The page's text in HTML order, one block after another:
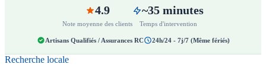
4.9
Note moyenne des clients
~35 minutes
Temps d'intervention
Artisans Qualifiés / Assurances RC 24h/24 - 7j/7 (Même fériés)
Recherche locale